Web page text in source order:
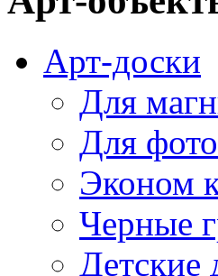
Арт-доски
Для
Для
Эконом
Черные
Детские